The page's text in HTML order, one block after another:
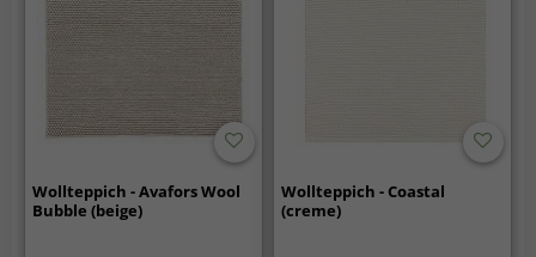
Wollteppich - Avafors Wool
Bubble (beige)
Wollteppich - Coastal
(creme)